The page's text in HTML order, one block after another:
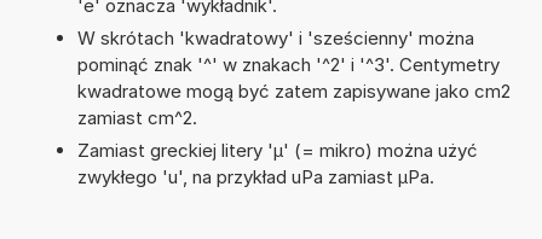
'e' oznacza 'wykładnik'.
W skrótach 'kwadratowy' i 'sześcienny' można
pominąć znak '^' w znakach '^2' i '^3'. Centymetry
kwadratowe mogą być zatem zapisywane jako cm2
zamiast cm^2.
Zamiast greckiej litery 'µ' (= mikro) można użyć
zwykłego 'u', na przykład uPa zamiast µPa.